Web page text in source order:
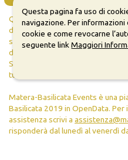
Quanto realizzato è sottoposto a
distribuire, modificare, creare
scopi commerciali, a condizione
dell'opera all'autore.
Se remixi, trasformi il materiale o
tuoi contributi con la stessa
Matera-Basilicata Events è una
Basilicata 2019 in OpenData.
assistenza scrivi a
risponderà dal lunedì al venerdì
Questa pagina fa uso di
navigazione. Per
cookie e come revocarne
seguente linkMaggiori